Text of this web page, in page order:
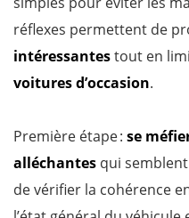
réflexes permettent de
intéressantestout en
voitures d’occasion.
Première étape : se
alléchantes qui
de vérifier la cohérence